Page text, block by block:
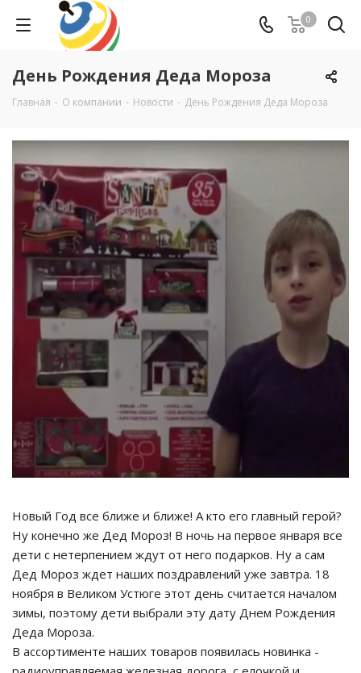
0
День Рождения Деда Мороза
Главная - О компании - Новости - День Рождения Деда Мороза
Новый Год все ближе и ближе! А кто его главный герой?
Ну конечно же Дед Мороз! В ночь на первое января все
дети с нетерпением ждут от него подарков. Ну а сам
Дед Мороз ждет наших поздравлений уже завтра. 18
ноября в Великом Устюге этот день считается началом
зимы, поэтому дети выбрали эту дату Днем Рождения
Деда Мороза.
В ассортименте наших товаров появилась новинка -